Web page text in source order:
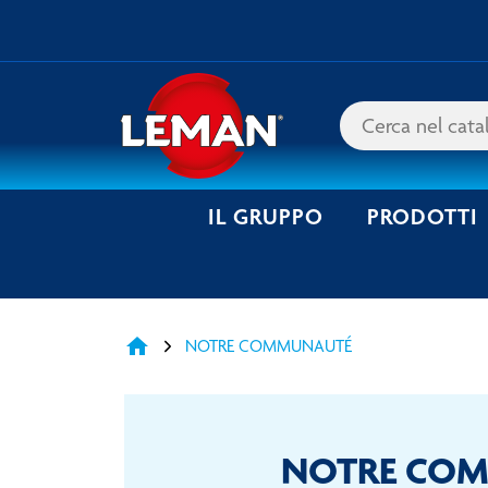
IL GRUPPO PRODOTTI
home NOTRE COMMUNAUTÉ
NOTRE